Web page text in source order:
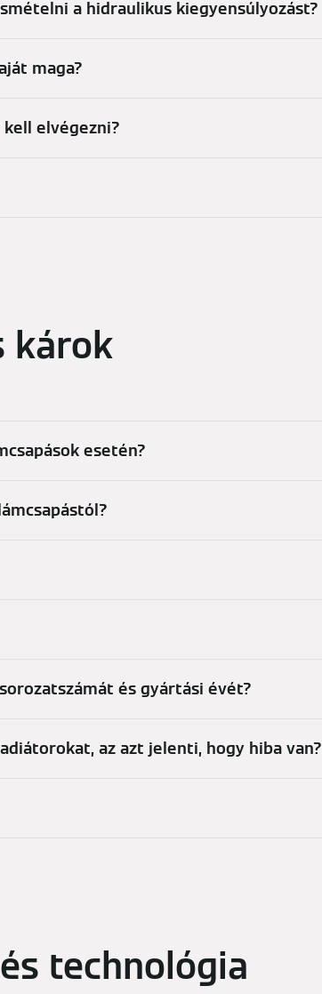
a hidraulikus kiegyensúlyozást?
maga?
elvégezni?
károk
esetén?
és gyártási évét?
az azt jelenti, hogy hiba van?
technológia